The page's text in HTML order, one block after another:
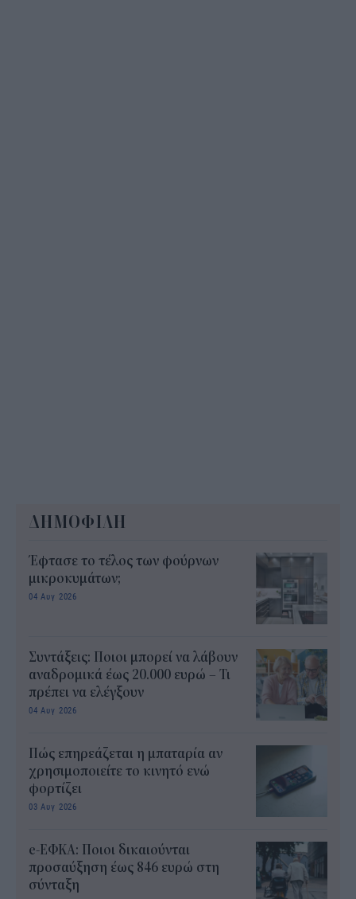
ΔΗΜΟΦΙΛΗ
Έφτασε το τέλος των φούρνων
μικροκυμάτων;
04 Αυγ 2026
Συντάξεις: Ποιοι μπορεί να λάβουν
αναδρομικά έως 20.000 ευρώ – Τι
πρέπει να ελέγξουν
04 Αυγ 2026
Πώς επηρεάζεται η μπαταρία αν
χρησιμοποιείτε το κινητό ενώ
φορτίζει
03 Αυγ 2026
e-ΕΦΚΑ: Ποιοι δικαιούνται
προσαύξηση έως 846 ευρώ στη
σύνταξη